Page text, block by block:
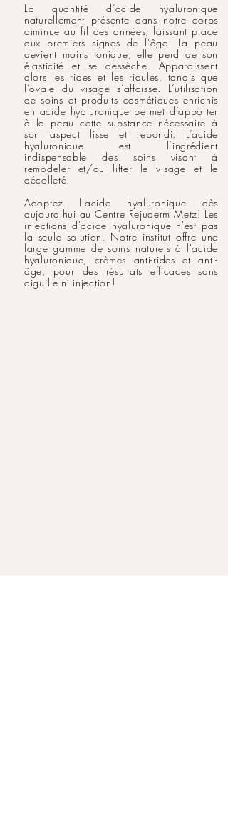
La quantité d’acide hyaluronique
naturellement présente dans notre corps
diminue au fil des années, laissant place
aux premiers signes de l’âge. La peau
devient moins tonique, elle perd de son
élasticité et se dessèche. Apparaissent
alors les rides et les ridules, tandis que
l’ovale du visage s’affaisse. L’utilisation
de soins et produits cosmétiques enrichis
en acide hyaluronique permet d’apporter
à la peau cette substance nécessaire à
son aspect lisse et rebondi. L’acide
hyaluronique est l’ingrédient
indispensable des soins visant à
remodeler et/ou lifter le visage et le
décolleté.
Adoptez l'acide hyaluronique dès
aujourd'hui au Centre Rejuderm Metz! Les
injections d'acide hyaluronique n'est pas
la seule solution. Notre institut offre une
large gamme de soins naturels à l'acide
hyaluronique, crèmes anti-rides et anti-
âge, pour des résultats efficaces sans
aiguille ni injection!